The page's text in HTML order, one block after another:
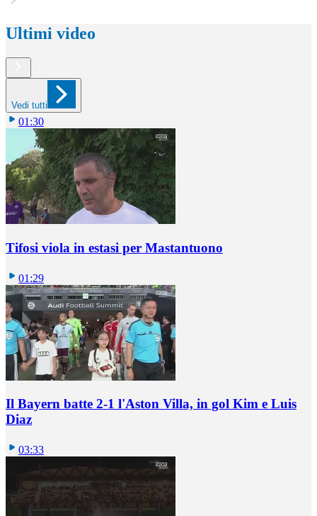
Ultimi video
Vedi tutti
01:30
Tifosi viola in estasi per Mastantuono
01:29
Il Bayern batte 2-1 l'Aston Villa, in gol Kim e Luis
Diaz
03:33